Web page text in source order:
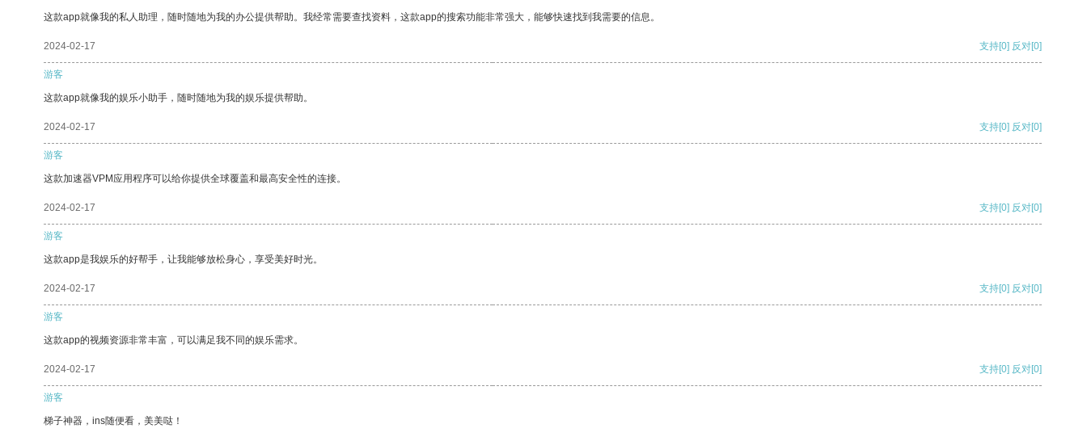
这款app就像我的私人助理，随时随地为我的办公提供帮助。我经常需要查找资料，这款app的搜索功能非常强大，能够快速找到我需要的信息。
2024-02-17 支持[0] 反对[0]
游客
这款app就像我的娱乐小助手，随时随地为我的娱乐提供帮助。
2024-02-17 支持[0] 反对[0]
游客
这款加速器VPM应用程序可以给你提供全球覆盖和最高安全性的连接。
2024-02-17 支持[0] 反对[0]
游客
这款app是我娱乐的好帮手，让我能够放松身心，享受美好时光。
2024-02-17 支持[0] 反对[0]
游客
这款app的视频资源非常丰富，可以满足我不同的娱乐需求。
2024-02-17 支持[0] 反对[0]
游客
梯子神器，ins随便看，美美哒！